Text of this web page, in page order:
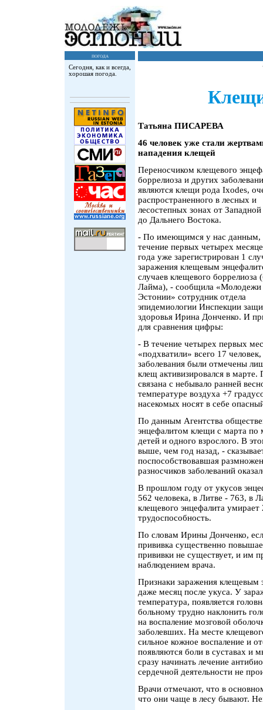
погода
Сегодня, как и всегда,
хорошая погода.
Татьяна ПИСАРЕВА
46 человек уже стали
нападения клещей
Переносчиком клещевого
боррелиоза и других
являются клещи рода Ixodes,
распространенного в лесных и
лесостепных зонах от
до Дальнего Востока.
- По имеющимся у нас данным,
течение первых четырех
года уже зарегистрирован 1
заражения клещевым
случаев клещевого боррелиоза
Лайма), - сообщила «Молодежи
Эстонии» сотрудник отдела
эпидемиологии Инспекции
здоровья Ирина Донченко. И
для сравнения цифры:
- В течение четырех первых
«подхватили» всего 17
заболевания были отмечены
клещ активизировался в
связана с небывало ранней
температуре воздуха +7
насекомых носят в себе
По данным Агентства
энцефалитом клещи с марта по
детей и одного взрослого. В
выше, чем год назад, -
поспособствовавшая
разносчиков заболеваний
В прошлом году от укусов
562 человека, в Литве - 763, в
клещевого энцефалита
трудоспособность.
По словам Ирины Донченко,
прививка существенно
прививки не существует, и им
наблюдением врача.
Признаки заражения клещевым
даже месяц после укуса. У
температура, появляется
больному трудно наклонить
на воспаление мозговой
заболевших. На месте
сильное кожное воспаление и
появляются боли в суставах и
сразу начинать лечение
сердечной деятельности не
Врачи отмечают, что в
что они чаще в лесу бывают.